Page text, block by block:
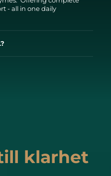
- all in one daily
klarhet